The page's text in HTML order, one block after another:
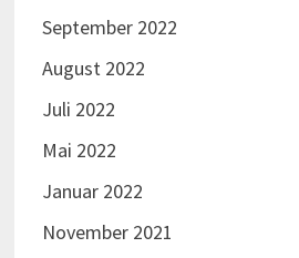
September 2022
August 2022
Juli 2022
Mai 2022
Januar 2022
November 2021